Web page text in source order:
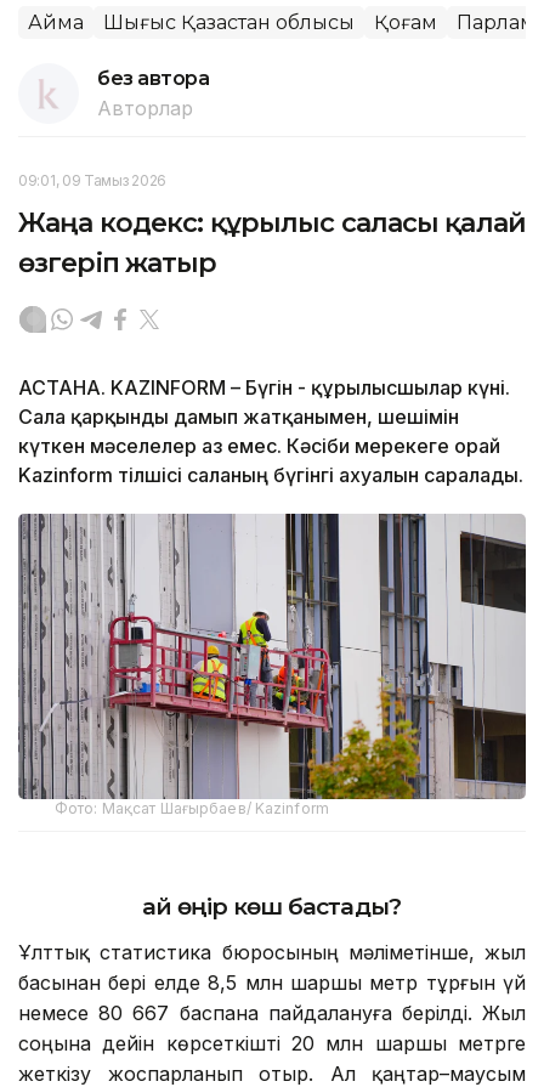
Аймақ Шығыс Қазақстан облысы Қоғам
без автора
Авторлар
09:01, 09 Тамыз 2026
Жаңа кодекс: құрылыс саласы қалай
өзгеріп жатыр
АСТАНА. KAZINFORM – Бүгін - құрылысшылар күні.
Сала қарқынды дамып жатқанымен, шешімін
күткен мәселелер аз емес. Кәсіби мерекеге орай
Kazinform тілшісі саланың бүгінгі ахуалын саралады.
Фото: Мақсат Шағырбаев/ Kazinform
Қай өңір көш бастады?
Ұлттық статистика бюросының мәліметінше, жыл
басынан бері елде 8,5 млн шаршы метр тұрғын үй
немесе 80 667 баспана пайдалануға берілді. Жыл
соңына дейін көрсеткішті 20 млн шаршы метрге
жеткізу жоспарланып отыр. Ал қаңтар–маусым